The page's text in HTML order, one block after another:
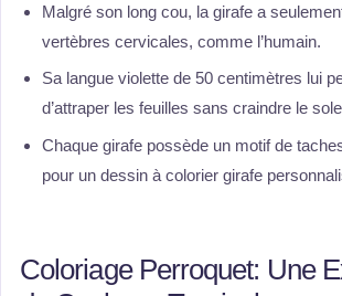
Malgré son long cou, la girafe a
vertèbres cervicales, comme l’humain.
Sa langue violette de 50 centimètres lui
d’attraper les feuilles sans craindre le
Chaque girafe possède un motif de
pour un dessin à colorier girafe
Coloriage Perroquet: Une